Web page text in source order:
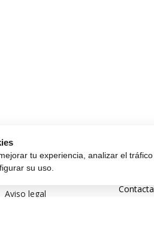
Compra Segura
Preguntas frecuentes
Seguros para móviles
Aviso legal
tu experiencia, analizar el
su uso.